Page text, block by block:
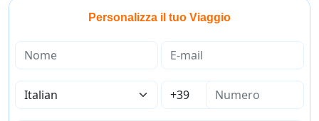
Personalizza il tuo Viaggio